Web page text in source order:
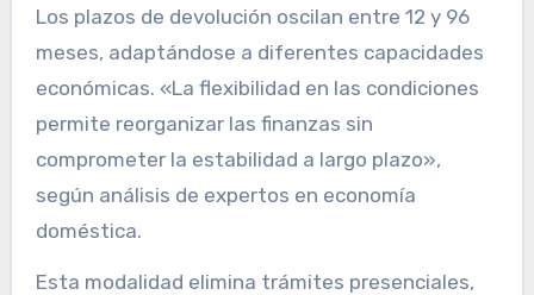
Los plazos de devolución oscilan entre 12 y 96
meses, adaptándose a diferentes capacidades
económicas. «La flexibilidad en las condiciones
permite reorganizar las finanzas sin
comprometer la estabilidad a largo plazo»,
según análisis de expertos en economía
doméstica.
Esta modalidad elimina trámites presenciales,